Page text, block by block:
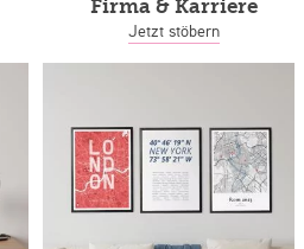
Firma & Karriere
Jetzt stöbern